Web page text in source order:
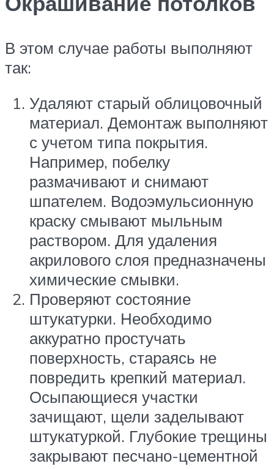
В этом случае работы выполняют
так:
Удаляют старый облицовочный
материал. Демонтаж выполняют
с учетом типа покрытия.
Например, побелку
размачивают и снимают
шпателем. Водоэмульсионную
краску смывают мыльным
раствором. Для удаления
акрилового слоя предназначены
химические смывки.
Проверяют состояние
штукатурки. Необходимо
аккуратно простучать
поверхность, стараясь не
повредить крепкий материал.
Осыпающиеся участки
зачищают, щели заделывают
штукатуркой. Глубокие трещины
закрывают песчано-цементной